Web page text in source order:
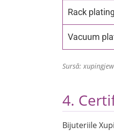
Rack plating
Vacuum
Sursă:
4.
Bijuteriile